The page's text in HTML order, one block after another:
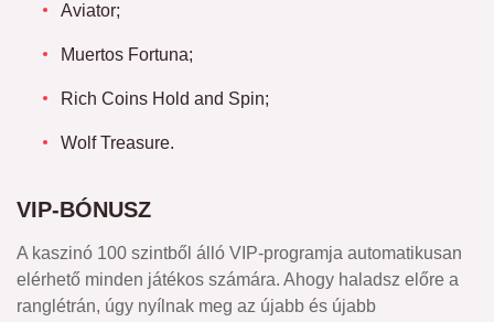
Aviator;
Muertos Fortuna;
Rich Coins Hold and Spin;
Wolf Treasure.
VIP-BÓNUSZ
A kaszinó 100 szintből álló VIP-programja automatikusan
elérhető minden játékos számára. Ahogy haladsz előre a
ranglétrán, úgy nyílnak meg az újabb és újabb